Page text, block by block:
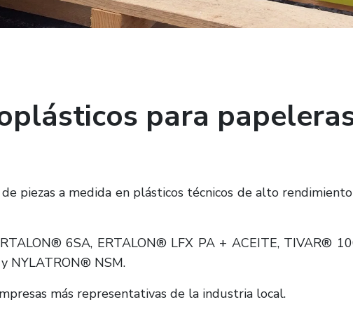
para
piezas a medida en plásticos técnicos de alto
6SA, ERTALON® LFX PA + ACEITE, TIVAR®
NYLATRON® NSM.
más representativas de la industria local.